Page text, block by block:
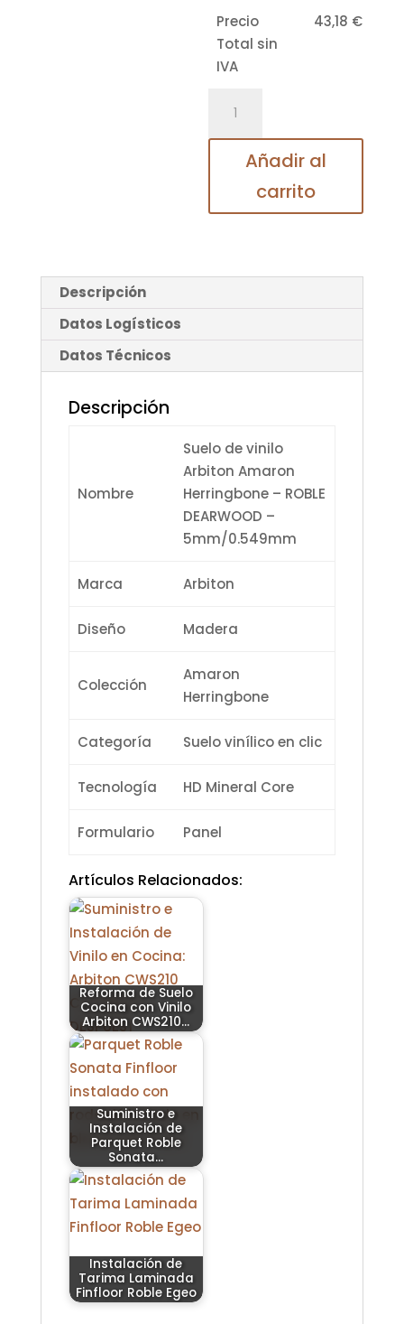
Precio
Total sin
IVA
43,18 €
DEARWOOD
ARBITON
HERRINGBONE
cantidad
Añadir al
carrito
Descripción
Datos Logísticos
Datos Técnicos
Descripción
Nombre
Suelo de vinilo
Arbiton Amaron
Herringbone – ROBLE
DEARWOOD –
5mm/0.549mm
Marca Arbiton
Diseño Madera
Colección
Amaron
Herringbone
Categoría Suelo vinílico en clic
Tecnología HD Mineral Core
Formulario Panel
Artículos Relacionados:
Reforma de Suelo
Cocina con Vinilo
Arbiton CWS210…
Suministro e
Instalación de
Parquet Roble
Sonata…
Instalación de
Tarima Laminada
Finfloor Roble Egeo